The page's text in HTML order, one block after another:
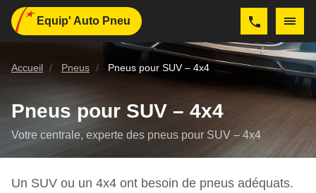
Equip' Auto Pneu
Accueil Pneus Pneus pour SUV – 4x4
Pneus pour SUV – 4x4
Votre centrale, experte des pneus pour SUV – 4x4
Un SUV ou un 4x4 ont besoin de pneus adéquats.